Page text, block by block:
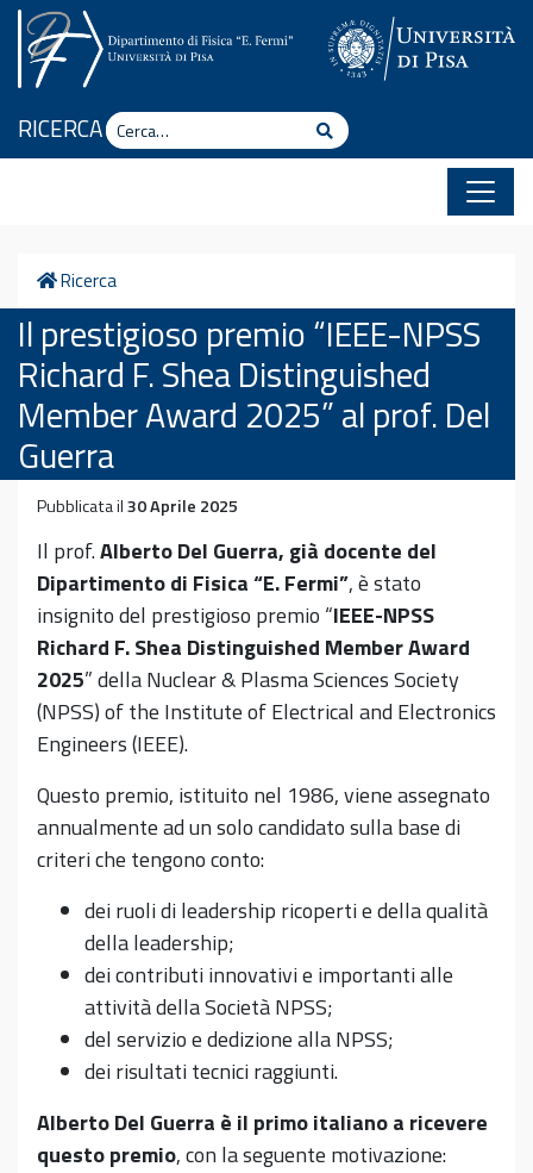
Vai al contenuto
RICERCACerca Cerca
Home
Ricerca
Il prestigioso premio “IEEE-NPSS
Richard F. Shea Distinguished
Member Award 2025” al prof. Del
Guerra
Pubblicata il30 Aprile 2025
Il prof.Alberto Del Guerra, già docente del
Dipartimento di Fisica “E. Fermi”, è stato
insignito del prestigioso premio “IEEE-NPSS
Richard F. Shea Distinguished Member Award
2025” della Nuclear & Plasma Sciences Society
(NPSS) of the Institute of Electrical and Electronics
Engineers (IEEE).
Questo premio, istituito nel 1986, viene assegnato
annualmente ad un solo candidato sulla base di
criteri che tengono conto:
dei ruoli di leadership ricoperti e della qualità
della leadership;
dei contributi innovativi e importanti alle
attività della Società NPSS;
del servizio e dedizione alla NPSS;
dei risultati tecnici raggiunti.
Alberto Del Guerra è il primo italiano a ricevere
questo premio, con la seguente motivazione: